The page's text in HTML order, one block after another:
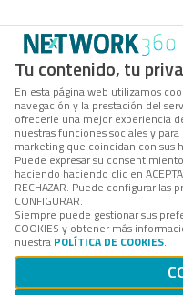
Tu contenido, tu
En esta página web utilizamos
navegación y la prestación del
ofrecerle una mejor experiencia
nuestras funciones sociales y
marketing que coincidan con sus
Puede expresar su
haciendo haciendo clic en
RECHAZAR. Puede configurar
CONFIGURAR.
Siempre puede gestionar sus
COOKIES y obtener más
nuestra POLÍTICA DE COOKIES.